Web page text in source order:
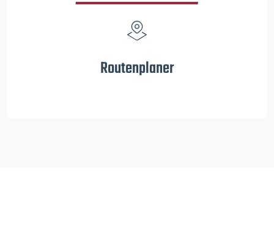
Routenplaner